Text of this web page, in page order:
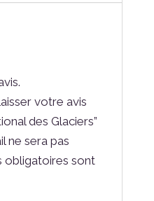
votre avis
des Glaciers”
ne sera pas
obligatoires sont